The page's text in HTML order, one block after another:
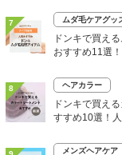
7 ムダ毛ケアグッ
ドンキで買え
おすすめ11選
8 ヘアカラー
ドンキで買え
すすめ10選！
メンズヘアケア